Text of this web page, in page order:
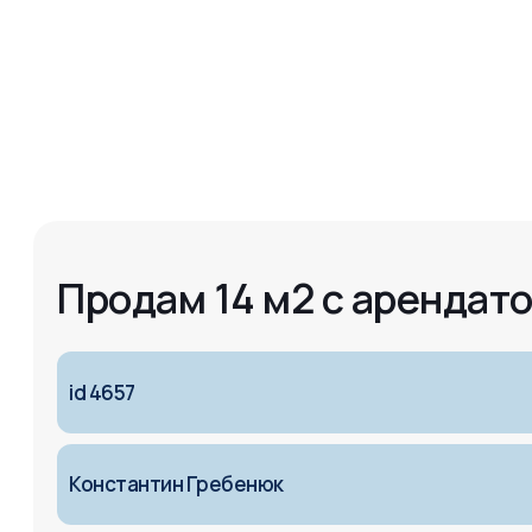
Продам 14 м2 с
id 4657
Константин Гребенюк